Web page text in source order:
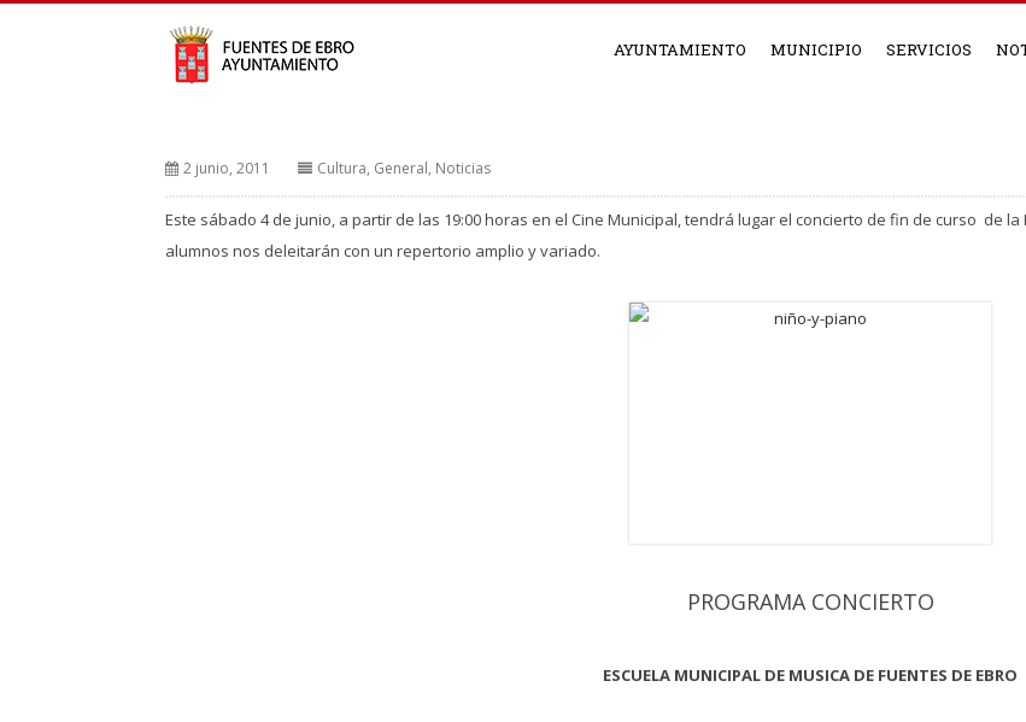
AYUNTAMIENTO MUNICIPIO SERVICIOS
2 junio, 2011 Cultura, General, Noticias
Este sábado 4 de junio, a partir de las 19:00 horas en el Cine Municipal, tendrá lugar el concierto de fin de curso de
alumnos nos deleitarán con un repertorio amplio y variado.
PROGRAMA CONCIERTO
ESCUELA MUNICIPAL DE MUSICA DE FUENTES DE EBRO